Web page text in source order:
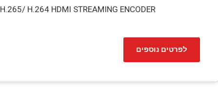
H.265/ H.264 HDMI STREAMING ENCODER
לפרטים נוספים